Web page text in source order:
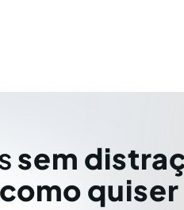
sem
como quiser